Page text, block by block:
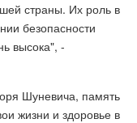
страны. Их роль в
безопасности
высока", -
Шуневича, память
жизни и здоровье в